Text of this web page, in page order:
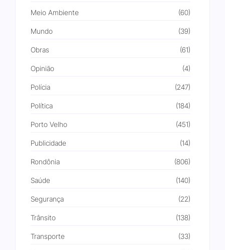
Meio Ambiente (60)
Mundo (39)
Obras (61)
Opinião (4)
Polícia (247)
Política (184)
Porto Velho (451)
Publicidade (14)
Rondônia (806)
Saúde (140)
Segurança (22)
Trânsito (138)
Transporte (33)